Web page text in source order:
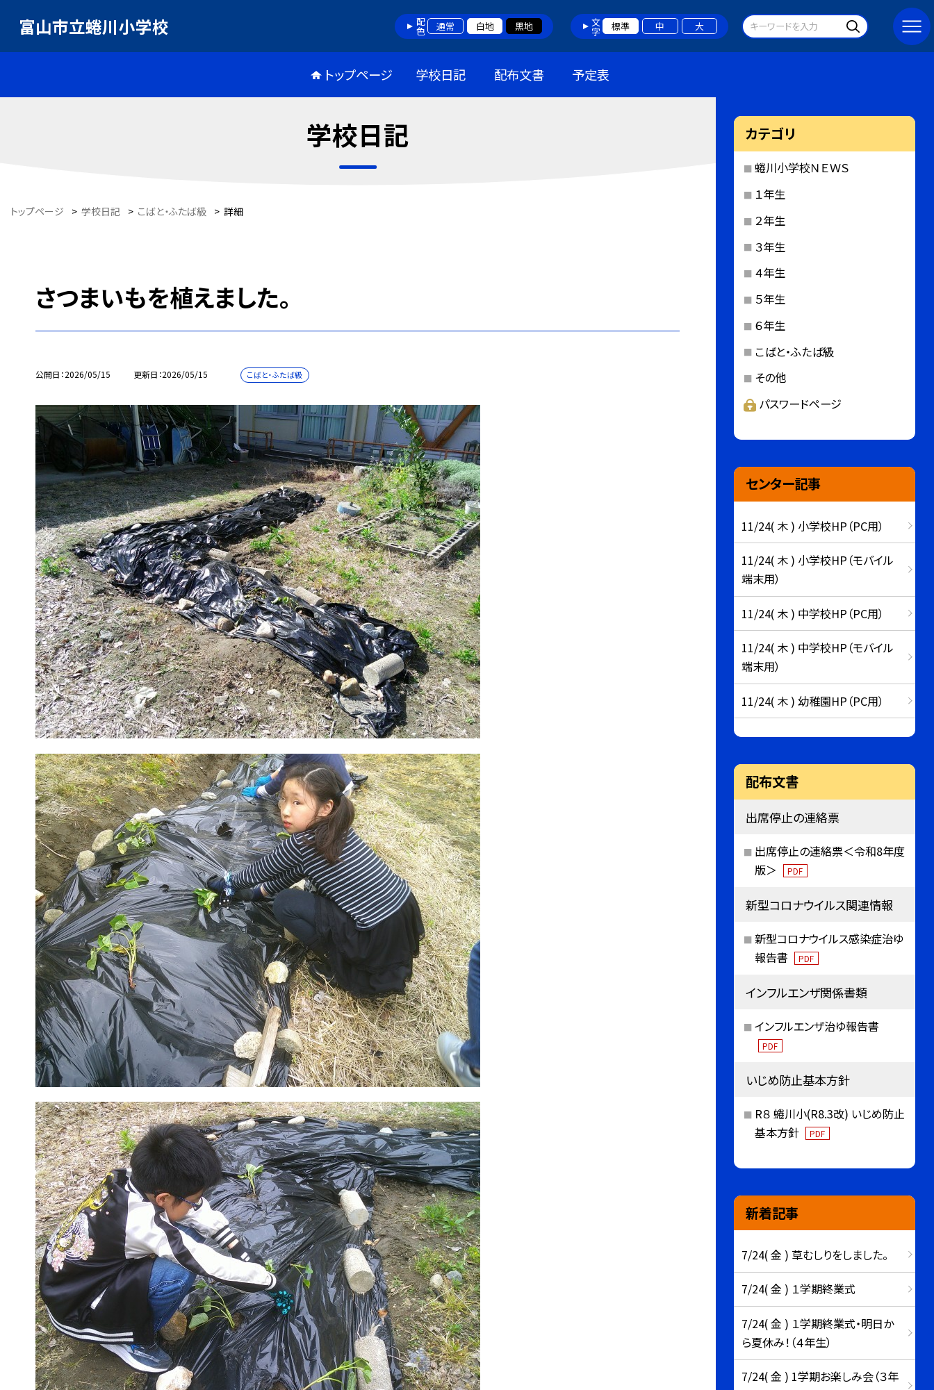
富山市立蜷川小学校 配色 通常 白地 黒地 文字 標準 中 大
トップページ 学校日記 配布文書 予定表
学校日記
トップページ > 学校日記 > こばと・ふたば級 > 詳細
さつまいもを植えました。
公開日 2026/05/15 更新日 2026/05/15 こばと・ふたば級
カテゴリ
蜷川小学校ＮＥＷＳ
１年生
２年生
３年生
４年生
５年生
６年生
こばと・ふたば級
その他
パスワードページ
センター記事
11/24( 木 ) 小学校HP（PC用）
11/24( 木 ) 小学校HP（モバイル
端末用）
11/24( 木 ) 中学校HP（PC用）
11/24( 木 ) 中学校HP（モバイル
端末用）
11/24( 木 ) 幼稚園HP（PC用）
配布文書
出席停止の連絡票
出席停止の連絡票＜令和8年度
版＞
PDF
新型コロナウイルス関連情報
新型コロナウイルス感染症治ゆ
報告書
PDF
インフルエンザ関係書類
インフルエンザ治ゆ報告書
PDF
いじめ防止基本方針
R８ 蜷川小(R8.3改) いじめ防止
基本方針
PDF
新着記事
7/24( 金 ) 草むしりをしました。
7/24( 金 ) １学期終業式
7/24( 金 ) １学期終業式・明日か
ら夏休み！（４年生）
7/24( 金 ) 1学期お楽しみ会（３年